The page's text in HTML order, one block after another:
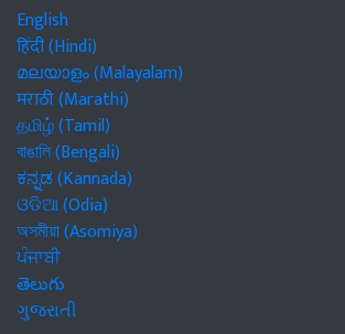
English
हिंदी (Hindi)
മലയാളം (Malayalam)
मराठी (Marathi)
தமிழ் (Tamil)
বাঙালি (Bengali)
ಕನ್ನಡ (Kannada)
ଓଡିଆ (Odia)
অসমীয়া (Asomiya)
ਪੰਜਾਬੀ
తెలుగు
ગુજરાતી